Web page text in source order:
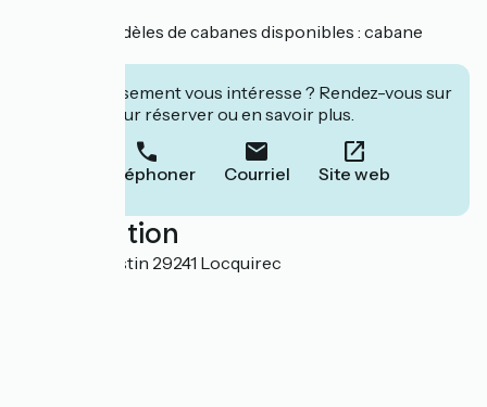
Plusieurs modèles de cabanes disponibles : cabane
Cet établissement vous intéresse ? Rendez-vous sur
leur site pour réserver ou en savoir plus.
Téléphoner Courriel Site web
Localisation
Route de Plestin 29241 Locquirec